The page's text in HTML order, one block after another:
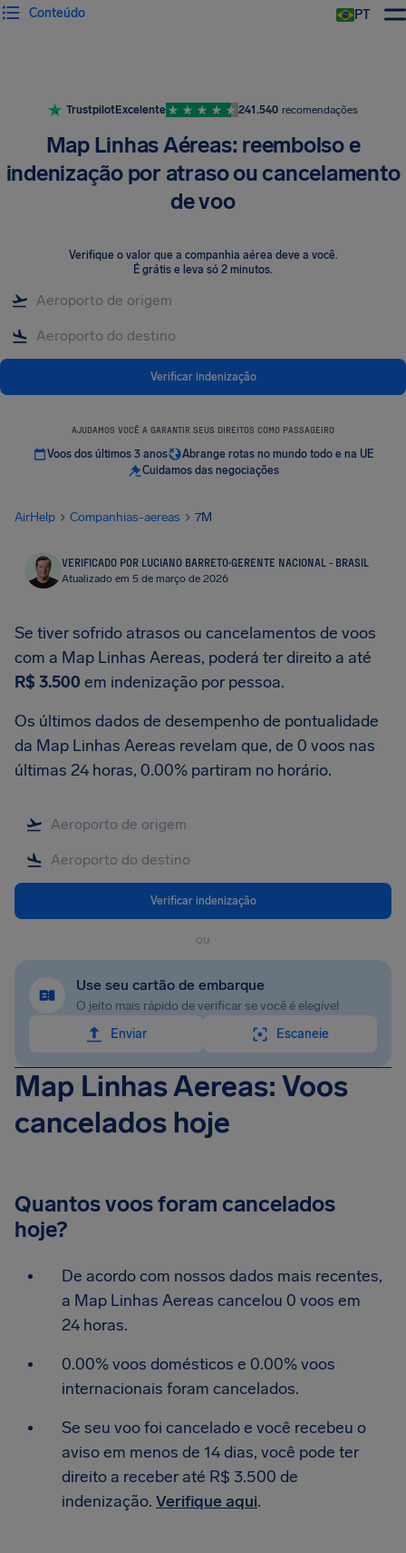
PT
Conteúdo
TrustpilotExcelente 241.540 recomendações
Map Linhas Aéreas: reembolso e
indenização por atraso ou cancelamento
de voo
Verifique o valor que a companhia aérea deve a você.
É grátis e leva só 2 minutos.
Verificar indenização
AJUDAMOS VOCÊ A GARANTIR SEUS DIREITOS COMO PASSAGEIRO
Voos dos últimos 3 anos
Abrange rotas no mundo todo e na UE
Cuidamos das negociações
AirHelp Companhias-aereas 7M
VERIFICADO POR LUCIANO BARRETO·GERENTE NACIONAL - BRASIL
Atualizado em 5 de março de 2026
Se tiver sofrido atrasos ou cancelamentos de voos
com a Map Linhas Aereas, poderá ter direito a até
R$ 3.500 em indenização por pessoa.
Os últimos dados de desempenho de pontualidade
da Map Linhas Aereas revelam que, de 0 voos nas
últimas 24 horas, 0.00% partiram no horário.
Verificar indenização
ou
Use seu cartão de embarque
O jeito mais rápido de verificar se você é elegível
Enviar
Escaneie
Map Linhas Aereas: Voos
cancelados hoje
Quantos voos foram cancelados
hoje?
De acordo com nossos dados mais recentes,
a Map Linhas Aereas cancelou 0 voos em
24 horas.
0.00% voos domésticos e 0.00% voos
internacionais foram cancelados.
Se seu voo foi cancelado e você recebeu o
aviso em menos de 14 dias, você pode ter
direito a receber até R$ 3.500 de
indenização. Verifique aqui.